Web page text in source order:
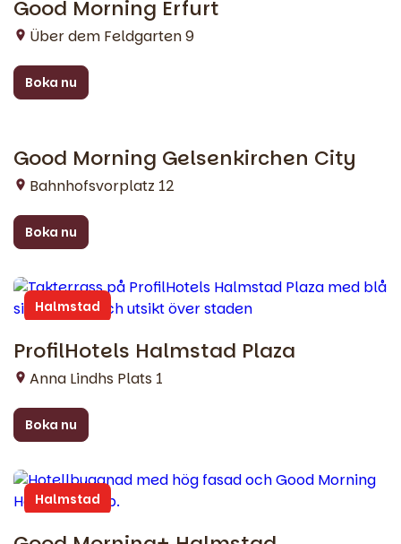
Erfurt
Good Morning Erfurt
Über dem Feldgarten 9
Boka nu
Gelsenkirchen
Good Morning Gelsenkirchen City
Bahnhofsvorplatz 12
Boka nu
Halmstad
ProfilHotels Halmstad Plaza
Anna Lindhs Plats 1
Boka nu
Halmstad